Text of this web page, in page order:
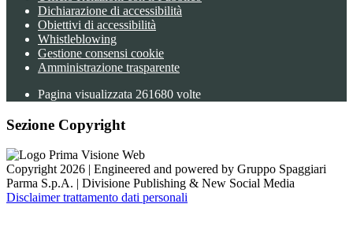
Dichiarazione di accessibilità
Obiettivi di accessibilità
Whistleblowing
Gestione consensi cookie
Amministrazione trasparente
Pagina visualizzata 261680 volte
Sezione Copyright
Copyright 2026 | Engineered and powered by Gruppo Spaggiari
Parma S.p.A. | Divisione Publishing & New Social Media
Disclaimer trattamento dati personali